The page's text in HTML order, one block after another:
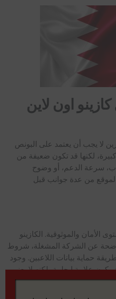
اون لاين
لا يجب أن يعتمد على البونص
لكنها قد تكون ضعيفة من
سرعة الدعم، أو وضوح
الموقع من عدة جوانب قبل
الأمان والموثوقية. الكازينو
عن الشركة المشغلة، شروط
حماية بيانات اللاعبين. وجود
علامة إيجابية، لكنه لا يعني
الشروط.